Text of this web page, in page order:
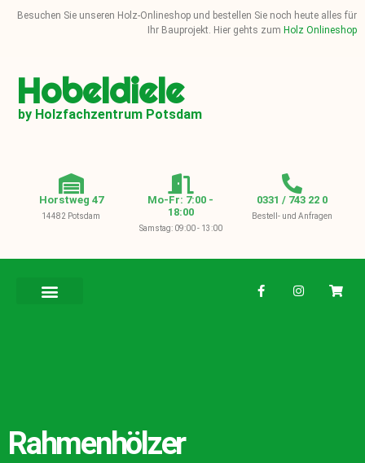
Besuchen Sie unseren Holz-Onlineshop und bestellen Sie noch heute alles für
Ihr Bauprojekt. Hier gehts zum Holz Onlineshop
Hobeldiele
by Holzfachzentrum Potsdam
Horstweg 47
14482 Potsdam
Mo-Fr: 7:00 -
18:00
Samstag: 09:00 - 13:00
0331 / 743 22 0
Bestell- und Anfragen
Rahmenhölzer